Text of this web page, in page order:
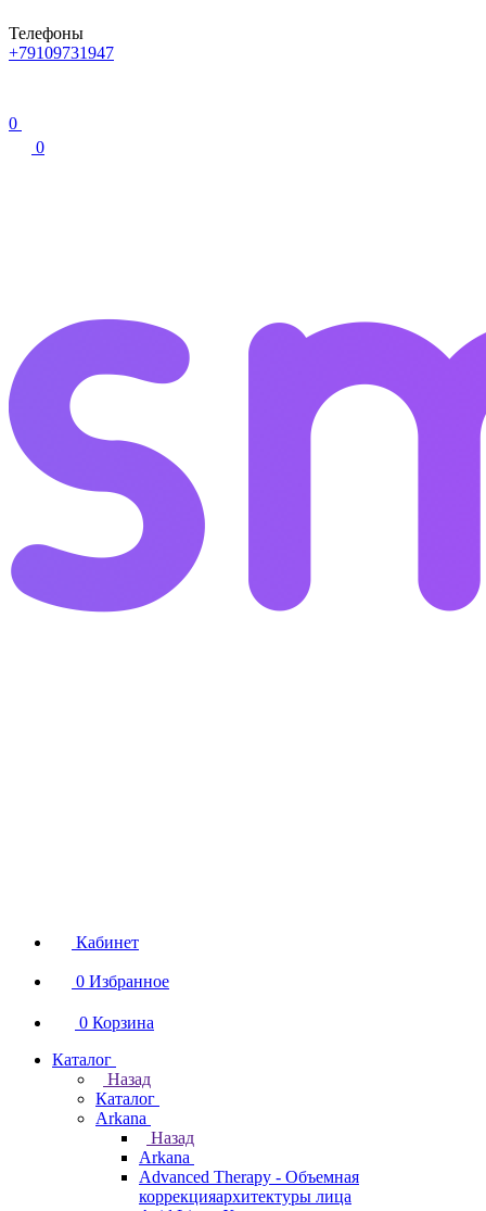
Телефоны
+79109731947
0
0
Кабинет
0 Избранное
0 Корзина
Каталог
Назад
Каталог
Arkana
Назад
Arkana
Advanced Therapy - Объемная
коррекцияархитектуры лица